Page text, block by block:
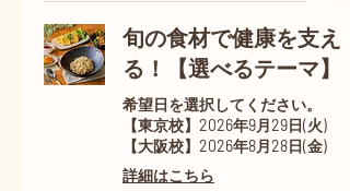
旬の食材で健康を支え
る！【選べるテーマ】
希望日を選択してください。
【東京校】2026年9月29日(火)
【大阪校】2026年8月28日(金)
詳細はこちら